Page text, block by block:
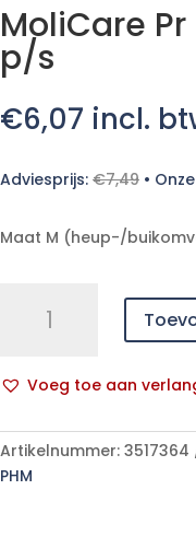
MoliCare
p/s
€6,07 incl.
Adviesprijs: €7,49 •
Maat M (heup-/
M
p/s
aantal
Voeg toe aan
l
t
e
Artikelnummer: 3517364
PHM